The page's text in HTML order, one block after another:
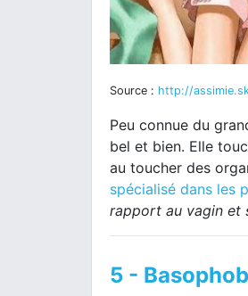
Source : http://
Peu connue du
bel et bien. Elle
au toucher des
spécialisé dans les
rapport au vagin et
5 -